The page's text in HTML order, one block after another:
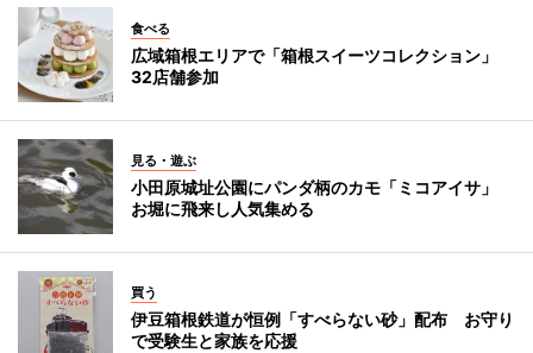
食べる
広域箱根エリアで「箱根スイーツコレクション」
32店舗参加
見る・遊ぶ
小田原城址公園にパンダ柄のカモ「ミコアイサ」
お堀に飛来し人気集める
買う
伊豆箱根鉄道が恒例「すべらない砂」配布 お守り
で受験生と家族を応援